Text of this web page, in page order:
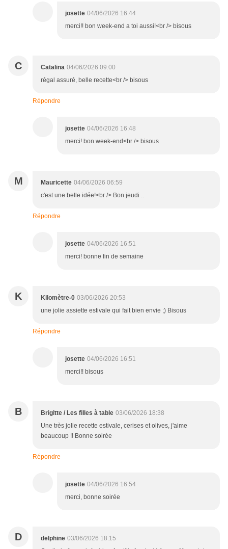
josette 04/06/2026 16:44
merci!! bon week-end a toi aussi!<br /> bisous
C Catalina 04/06/2026 09:00
régal assuré, belle recette<br /> bisous
Répondre
josette 04/06/2026 16:48
merci! bon week-end<br /> bisous
M Mauricette 04/06/2026 06:59
c'est une belle idée!<br /> Bon jeudi ..
Répondre
josette 04/06/2026 16:51
merci! bonne fin de semaine
K Kilomètre-0 03/06/2026 20:53
une jolie assiette estivale qui fait bien envie ;) Bisous
Répondre
josette 04/06/2026 16:51
merci!! bisous
B Brigitte / Les filles à table 03/06/2026 18:38
Une très jolie recette estivale, cerises et olives, j'aime
beaucoup !! Bonne soirée
Répondre
josette 04/06/2026 16:54
merci, bonne soirée
D delphine 03/06/2026 18:15